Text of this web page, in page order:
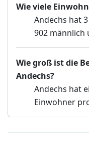
Wie viele
Andechs hat
902 männlich
Wie groß ist die
Andechs?
Andechs hat
Einwohner